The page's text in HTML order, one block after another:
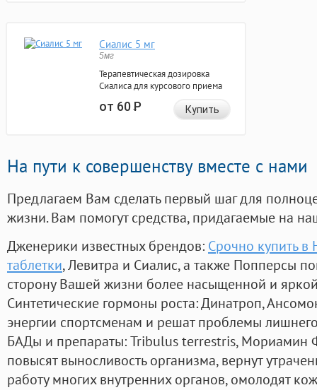
Сиалис 5 мг
5мг
Терапевтическая дозировка
Сиалиса для курсового приема
от 60Р Купить
На пути к совершенству вместе с нами
Предлагаем Вам сделать первый шаг для
жизни. Вам помогут средства, придагаемые на
Дженерики известных брендов: Срочно купить
таблетки, Левитра и Сиалис, а также Попперсы
сторону Вашей жизни более насыщенной и
Синтетические гормоны роста: Динатроп,
энергии спортсменам и решат проблемы
БАДы и препараты:Tribulus terrestris, Мориамин
повысят выносливость организма, вернут
работу многих внутренних органов, омолодят